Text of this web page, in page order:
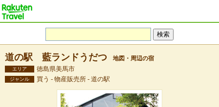
道の駅 藍ランドうだつ 地図・周辺の宿
エリア 徳島県美馬市
ジャンル 買う - 物産販売所 - 道の駅